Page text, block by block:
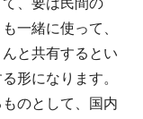
一緒に使って、
と共有するとい
形になります。
のとして、国内